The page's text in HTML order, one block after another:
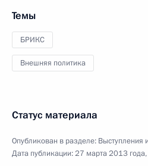
Темы
БРИКС
Внешняя политика
Статус материала
Опубликован в разделе: Выступления
Дата публикации:27 марта 2013